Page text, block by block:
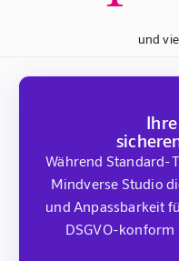
und
Während Standard-
Mindverse Studio
und Anpassbarkeit
DSGVO-